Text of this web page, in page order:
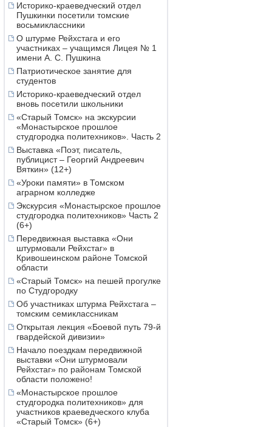
Историко-краеведческий отдел
Пушкинки посетили томские
восьмиклассники
О штурме Рейхстага и его
участниках – учащимся Лицея № 1
имени А. С. Пушкина
Патриотическое занятие для
студентов
Историко-краеведческий отдел
вновь посетили школьники
«Старый Томск» на экскурсии
«Монастырское прошлое
студгородка политехников». Часть 2
Выставка «Поэт, писатель,
публицист – Георгий Андреевич
Вяткин» (12+)
«Уроки памяти» в Томском
аграрном колледже
Экскурсия «Монастырское прошлое
студгородка политехников» Часть 2
(6+)
Передвижная выставка «Они
штурмовали Рейхстаг» в
Кривошеинском районе Томской
области
«Старый Томск» на пешей прогулке
по Студгородку
Об участниках штурма Рейхстага –
томским семиклассникам
Открытая лекция «Боевой путь 79-й
гвардейской дивизии»
Начало поездкам передвижной
выставки «Они штурмовали
Рейхстаг» по районам Томской
области положено!
«Монастырское прошлое
студгородка политехников» для
участников краеведческого клуба
«Старый Томск» (6+)